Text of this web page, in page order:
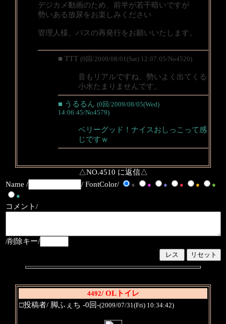
デジカメ動画のため、前半が若干暗いですが
勢いある放尿をお楽しみください
管理人様、パスの再発行をお願いいたします。
■ TTT (0回/2009/08/01(Sat) 12:07:05/No4520)
音もリアルですね、勢いよく出てくる
小水たまりませんです。
■ うるるん (0回/2009/08/05(Wed)
14:06:45/No4579)
ベリーグッド！ナイスおしっこって感
じですｗ
△NO.4510 に返信△
Name /
/ FontColor/ ● ● ● ● ●
●
●
コメント/
/削除キー/
4492/ OLトイレ
□投稿者/ 脚ふぇち -0回-(2009/07/31(Fri) 10:34:42)